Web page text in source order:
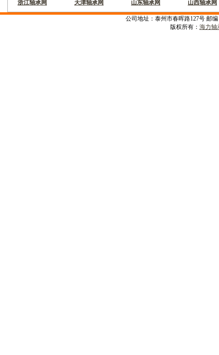
浙江轴承网 天津轴承网 山东轴承网 山西轴承网
公司地址：泰州市春晖路127号 邮编
版权所有： 海力轴